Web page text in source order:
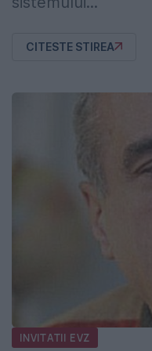
CITESTE STIREA
INVITATII EVZ